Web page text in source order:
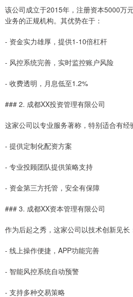
该公司成立于2015年，注册资本5000万
业务的正规机构。其优势在于：
- 资金实力雄厚，提供1-10倍杠杆
- 风控系统完善，实时监控账户风险
- 收费透明，月息低至1.2%
### 2. 成都XX投资管理有限公司
这家公司以专业服务著称，特别适合有经
- 提供定制化配资方案
- 专业投顾团队提供策略支持
- 资金第三方托管，安全有保障
### 3. 成都XX资本管理有限公司
作为后起之秀，这家公司以技术创新见长
- 线上操作便捷，APP功能完善
- 智能风控系统自动预警
- 支持多种交易策略